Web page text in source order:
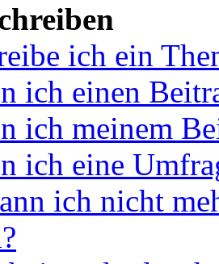
ich ein
ich einen
ich meinem
ich eine
ich nicht